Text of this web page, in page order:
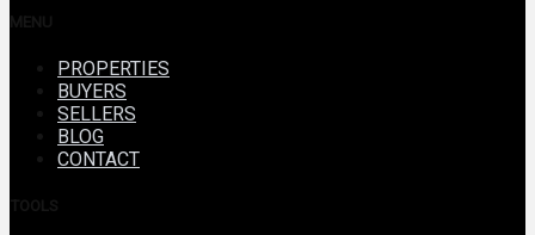
PROPERTIES
BUYERS
SELLERS
BLOG
CONTACT